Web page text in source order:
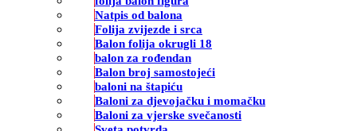
Natpis od balona
Folija zvijezde i srca
Balon folija okrugli 18
balon za rođendan
Balon broj samostojeći
baloni na štapiću
Baloni za djevojačku i momačku
Baloni za vjerske svečanosti